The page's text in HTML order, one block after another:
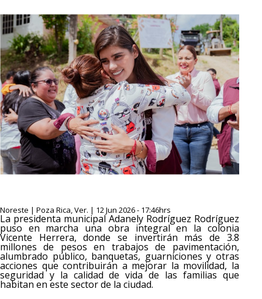
Noreste | Poza Rica, Ver. | 12 Jun 2026 - 17:46hrs
La presidenta municipal Adanely Rodríguez Rodríguez
puso en marcha una obra integral en la colonia
Vicente Herrera, donde se invertirán más de 3.8
millones de pesos en trabajos de pavimentación,
alumbrado público, banquetas, guarniciones y otras
acciones que contribuirán a mejorar la movilidad, la
seguridad y la calidad de vida de las familias que
habitan en este sector de la ciudad.